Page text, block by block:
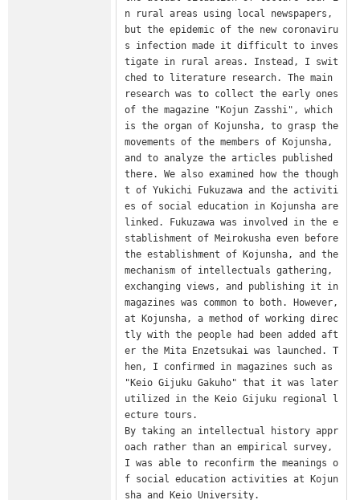
n rural areas using local newspapers,
but the epidemic of the new coronaviru
s infection made it difficult to inves
tigate in rural areas. Instead, I swit
ched to literature research. The main
research was to collect the early ones
of the magazine "Kojun Zasshi", which
is the organ of Kojunsha, to grasp the
movements of the members of Kojunsha,
and to analyze the articles published
there. We also examined how the though
t of Yukichi Fukuzawa and the activiti
es of social education in Kojunsha are
linked. Fukuzawa was involved in the e
stablishment of Meirokusha even before
the establishment of Kojunsha, and the
mechanism of intellectuals gathering,
exchanging views, and publishing it in
magazines was common to both. However,
at Kojunsha, a method of working direc
tly with the people had been added aft
er the Mita Enzetsukai was launched. T
hen, I confirmed in magazines such as
"Keio Gijuku Gakuho" that it was later
utilized in the Keio Gijuku regional l
ecture tours.
By taking an intellectual history appr
oach rather than an empirical survey,
I was able to reconfirm the meanings o
f social education activities at Kojun
sha and Keio University.